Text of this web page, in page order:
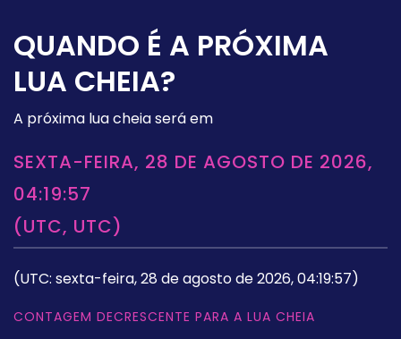
QUANDO É A PRÓXIMA
LUA CHEIA?
A próxima lua cheia será em
SEXTA-FEIRA, 28 DE AGOSTO DE 2026,
04:19:57
(UTC, UTC)
(UTC: sexta-feira, 28 de agosto de 2026, 04:19:57)
CONTAGEM DECRESCENTE PARA A LUA CHEIA